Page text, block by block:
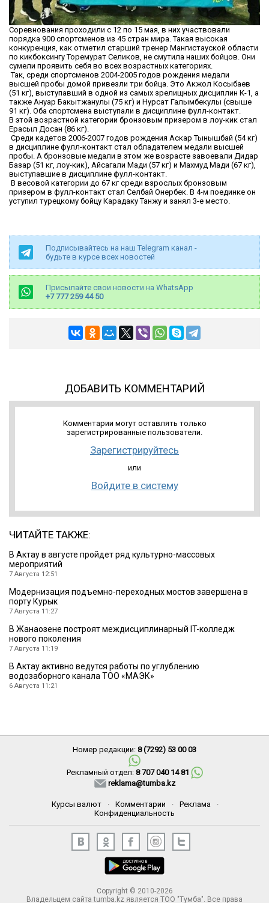
Соревнования проходили с 12 по 15 мая, в них участвовали
порядка 900 спортсменов из 45 стран мира. Такая высокая
конкуренция, как отметил старший тренер Мангистауской области
по кикбоксингу Торемурат Селиков, не смутила наших бойцов. Они
сумели проявить себя во всех возрастных категориях.
Так, среди спортсменов 2004-2005 годов рождения медали
высшей пробы домой привезли три бойца. Это Акжол Косыбаев
(51 кг), выступавший в одной из самых зрелищных дисциплин К-1, а
также Ануар Бакытжанулы (75 кг) и Нурсат Галымбекулы (свыше
91 кг). Оба спортсмена выступали в дисциплине фулл-контакт.
В этой возрастной категории бронзовым призером в лоу-кик стал
Ерасыл Досан (86 кг).
Среди кадетов 2006-2007 годов рождения Аскар Тынышбай (54 кг)
в дисциплине фулл-контакт стал обладателем медали высшей
пробы. А бронзовые медали в этом же возрасте завоевали Дидар
Базар (51 кг, лоу-кик), Айсагали Мади (57 кг) и Махмуд Мади (67 кг),
выступавшие в дисциплине фулл-контакт.
В весовой категории до 67 кг среди взрослых бронзовым
призером в фулл-контакт стал Селбай Онербек. В 4-м поединке он
уступил турецкому бойцу Карадаку Танжу и занял 3-е место.
Подписывайтесь на наш Telegram канал -
будьте в курсе всех новостей
Присылайте свои новости на WhatsApp
+7 777 259 44 50
ДОБАВИТЬ КОММЕНТАРИЙ
Комментарии могут оставлять только
зарегистрированные пользователи.
Зарегистрируйтесь
или
Войдите в систему
ЧИТАЙТЕ ТАКЖЕ:
В Актау в августе пройдет ряд культурно-массовых
мероприятий
7 Августа 12:51
Модернизация подъемно-переходных мостов завершена в
порту Курык
7 Августа 11:27
В Жанаозене построят междисциплинарный IT-колледж
нового поколения
7 Августа 11:19
В Актау активно ведутся работы по углублению
водозаборного канала ТОО «МАЭК»
6 Августа 11:21
Номер редакции: 8 (7292) 53 00 03
Рекламный отдел: 8 707 040 14 81
reklama@tumba.kz
Курсы валют · Комментарии · Реклама
·
Конфиденциальность
Copyright © 2010-2026
Владельцем сайта tumba.kz является ТОО "Тумба". Все права